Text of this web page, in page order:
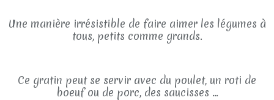
Une manière irrésistible de faire aimer les légumes à
tous, petits comme grands.
Ce gratin peut se servir avec du poulet, un roti de
boeuf ou de porc, des saucisses ...